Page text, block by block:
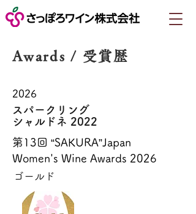
Awards / 受賞歴
2026
スパークリング
シャルドネ 2022
第13回 “SAKURA”Japan
Women's Wine Awards 2026
ゴールド